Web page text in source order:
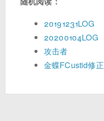
20191231LOG
20200104LOG
攻击者
金蝶FCustid修正